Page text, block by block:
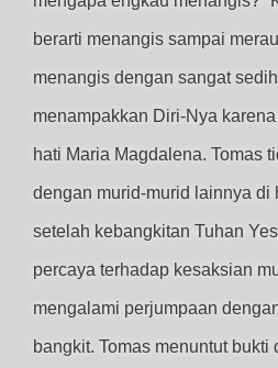
berarti menangis sampai
menangis dengan sangat
menampakkan Diri-Nya
hati Maria Magdalena. Tomas
dengan murid-murid lainnya di
setelah kebangkitan Tuhan
percaya terhadap kesaksian
mengalami perjumpaan
bangkit. Tomas menuntut bukti